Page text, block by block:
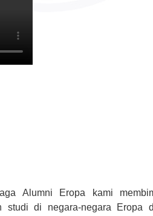
Alumni Eropa kami
studi di negara-negara Eropa